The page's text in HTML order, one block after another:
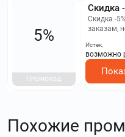
Скидка
Скидка -
заказам,
5%
ПРОМОКОД
Истек,
возможно
Похожие